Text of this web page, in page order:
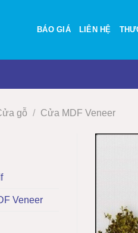
BÁO GIÁ LIÊN HỆ
gỗ / Cửa MDF Veneer
Veneer